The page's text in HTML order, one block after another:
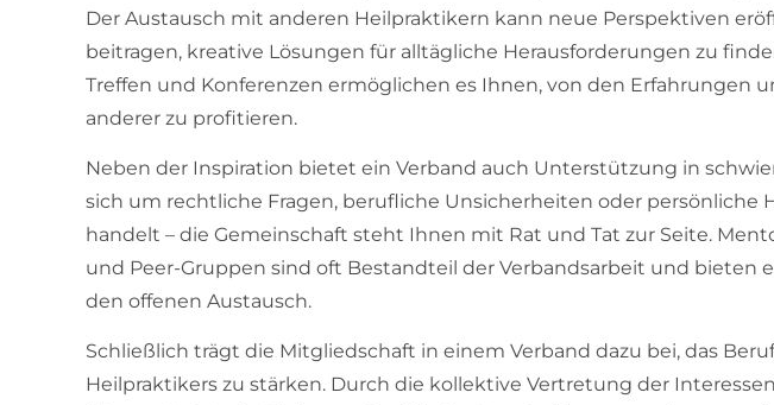
Der Austausch mit anderen Heilpraktikern kann neue Perspektiven
beitragen, kreative Lösungen für alltägliche Herausforderungen zu
Treffen und Konferenzen ermöglichen es Ihnen, von den Erfahrungen
anderer zu profitieren.
Neben der Inspiration bietet ein Verband auch Unterstützung in
sich um rechtliche Fragen, berufliche Unsicherheiten oder persönliche
handelt – die Gemeinschaft steht Ihnen mit Rat und Tat zur Seite.
und Peer-Gruppen sind oft Bestandteil der Verbandsarbeit und bieten
den offenen Austausch.
Schließlich trägt die Mitgliedschaft in einem Verband dazu bei, das
Heilpraktikers zu stärken. Durch die kollektive Vertretung der